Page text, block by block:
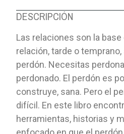
DESCRIPCIÓN
Las relaciones son la base
relación, tarde o
perdón. Necesitas
perdonado. El perdón es
construye, sana. Pero el
difícil. En este libro
herramientas, historias y